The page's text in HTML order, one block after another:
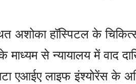
अशोका हॉस्पिटल के
से न्यायालय में वाद
एआईए लाइफ इंश्योरेंस के